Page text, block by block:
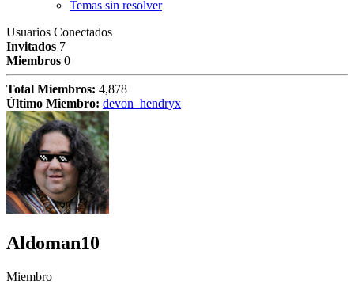
Temas sin resolver
Usuarios Conectados
Invitados 7
Miembros 0
Total Miembros: 4,878
Último Miembro: devon_hendryx
Aldoman10
Miembro